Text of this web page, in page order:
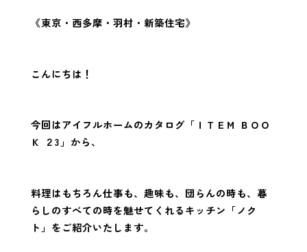
《東京・西多摩・羽村・新築住宅》
こんにちは！
今回はアイフルホームのカタログ「ＩＴＥＭ ＢＯＯ
Ｋ ２3」から、
料理はもちろん仕事も、趣味も、団らんの時も、暮
らしのすべての時を魅せてくれるキッチン「ノク
ト」をご紹介いたします。